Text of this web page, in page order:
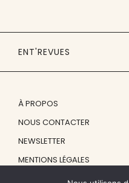
ENT'REVUES
À PROPOS
NOUS CONTACTER
NEWSLETTER
MENTIONS LÉGALES